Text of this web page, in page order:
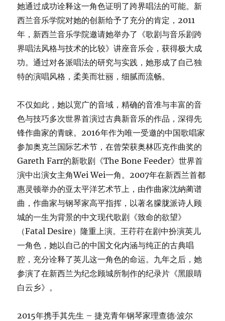
她通过成功诠释这一角色证明了跨界唱法的可能。新
西兰音乐学院对她的创新给予了充分的肯定，2011
年，新西兰音乐学院邀请她举办了《歌剧与音乐剧跨
界唱法风格与技术的比较》讲座音乐会，获得极大成
功。通过对各派唱法的研究与实践，她形成了自己独
特的演唱风格，柔美而壮丽，细腻而流畅。
不仅如此，她以宽广的音域，精确的音准与丰富的音
色与技巧多次世界首演过古典新音乐的作品，深得先
锋作曲家的青睐。2016年作为唯一受邀的中国歌唱家
参加奥克兰国际艺术节，在曾荣获奥林匹克作曲奖的
Gareth Farr的新歌剧《The Bone Feeder》世界首
演中出演女主角Wei Wei一角。2007年在新西兰首都
惠灵顿举办的亚太平洋艺术节上，由作曲家沈納蔺谱
曲，作曲家与钢琴家高平指挥，以著名朦胧派诗人顾
城的一生为背景的中文现代歌剧《致命的欲望》
（Fatal Desire）隆重上演。王荇荇在剧中扮演英儿
一角色，她以自己的中国文化内涵与纯正的古典唱
腔，充分诠释了英儿这一角色的命运。九年之后，她
参演了在新西兰为纪念顾城所制作的纪录片《黑眼睛
白云乡》。
2015年携手其先生 – 捷克青年钢琴家理查德∙波尔